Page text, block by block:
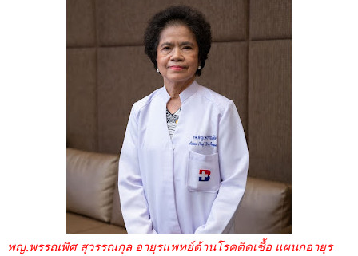
พญ.พรรณพิศ สุวรรณกุล อายุรแพทย์ด้านโรคติดเชื้อ แผนกอายุร